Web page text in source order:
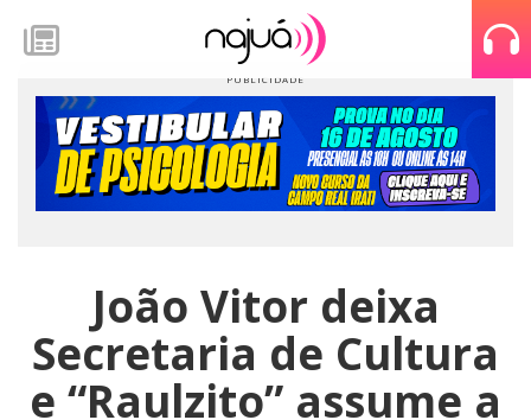
João Vitor deixa
Secretaria de Cultura
e “Raulzito” assume a